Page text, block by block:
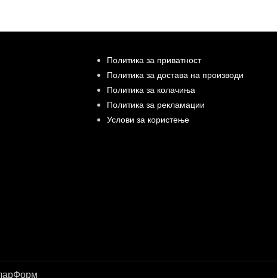
Политика за приватност
Политика за достава на производи
Политика за колачиња
Политика за рекламации
Услови за користење